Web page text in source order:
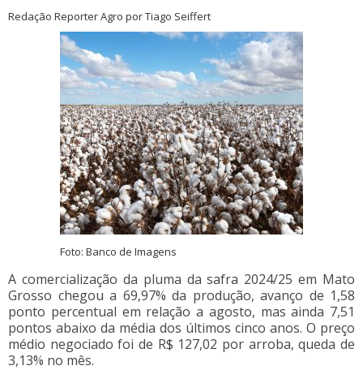
Redação Reporter Agro por Tiago Seiffert
Foto: Banco de Imagens
A comercialização da pluma da safra 2024/25 em Mato
Grosso chegou a 69,97% da produção, avanço de 1,58
ponto percentual em relação a agosto, mas ainda 7,51
pontos abaixo da média dos últimos cinco anos. O preço
médio negociado foi de R$ 127,02 por arroba, queda de
3,13% no mês.